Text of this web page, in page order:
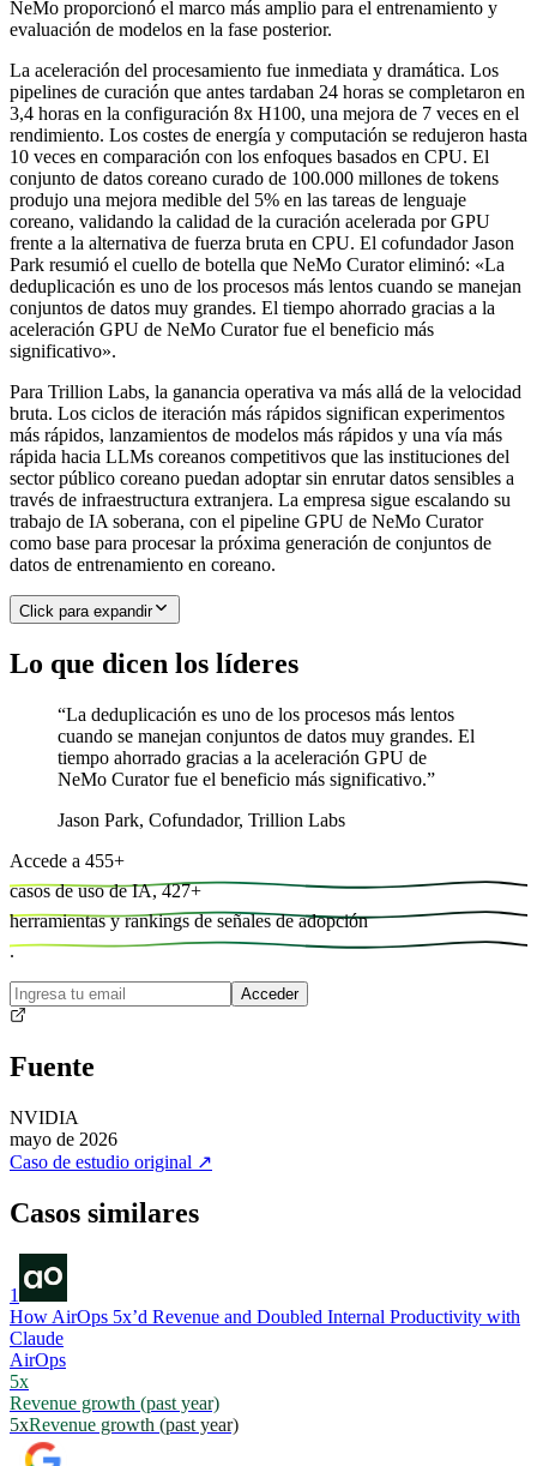
NeMo proporcionó el marco más amplio para el entrenamiento y
evaluación de modelos en la fase posterior.
La aceleración del procesamiento fue inmediata y dramática. Los
pipelines de curación que antes tardaban 24 horas se completaron en
3,4 horas en la configuración 8x H100, una mejora de 7 veces en el
rendimiento. Los costes de energía y computación se redujeron hasta
10 veces en comparación con los enfoques basados en CPU. El
conjunto de datos coreano curado de 100.000 millones de tokens
produjo una mejora medible del 5% en las tareas de lenguaje
coreano, validando la calidad de la curación acelerada por GPU
frente a la alternativa de fuerza bruta en CPU. El cofundador Jason
Park resumió el cuello de botella que NeMo Curator eliminó: «La
deduplicación es uno de los procesos más lentos cuando se manejan
conjuntos de datos muy grandes. El tiempo ahorrado gracias a la
aceleración GPU de NeMo Curator fue el beneficio más
significativo».
Para Trillion Labs, la ganancia operativa va más allá de la velocidad
bruta. Los ciclos de iteración más rápidos significan experimentos
más rápidos, lanzamientos de modelos más rápidos y una vía más
rápida hacia LLMs coreanos competitivos que las instituciones del
sector público coreano puedan adoptar sin enrutar datos sensibles a
través de infraestructura extranjera. La empresa sigue escalando su
trabajo de IA soberana, con el pipeline GPU de NeMo Curator
como base para procesar la próxima generación de conjuntos de
datos de entrenamiento en coreano.
Click para expandir
Lo que dicen los líderes
“La deduplicación es uno de los procesos más lentos
cuando se manejan conjuntos de datos muy grandes. El
tiempo ahorrado gracias a la aceleración GPU de
NeMo Curator fue el beneficio más significativo.”
Jason Park, Cofundador, Trillion Labs
Accede a 455+
casos de uso de IA, 427+
herramientas y rankings de señales de adopción
.
Acceder
Fuente
NVIDIA
mayo de 2026
Caso de estudio original ↗
Casos similares
1
How AirOps 5x’d Revenue and Doubled Internal Productivity with
Claude
AirOps
5x
Revenue growth (past year)
5xRevenue growth (past year)